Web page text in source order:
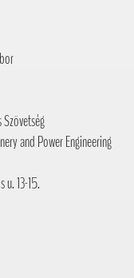
and Power Engineering
u. 13-15.